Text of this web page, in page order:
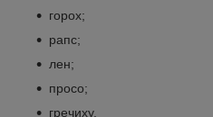
горох;
рапс;
лен;
просо;
гречиху.